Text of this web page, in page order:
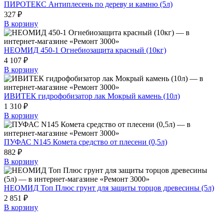
ПИРОТЕКС Антиплесень по дереву и камню (5л)
327 ₽
В корзину
НЕОМИД 450-1 Огнебиозащита красный (10кг)
4 107 ₽
В корзину
ИВИТЕК гидрофобизатор лак Мокрый камень (10л)
1 310 ₽
В корзину
ПУФАС N145 Комета средство от плесени (0,5л)
882 ₽
В корзину
НЕОМИД Топ Плюс грунт для защиты торцов древесины (5л)
2 851 ₽
В корзину